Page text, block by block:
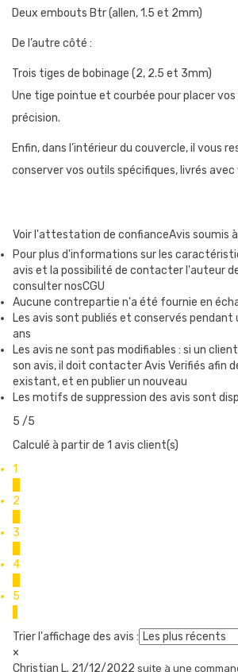
Deux embouts Btr (allen, 1.5 et 2mm)
De l’autre côté :
Trois tiges de bobinage (2, 2.5 et 3mm)
Une tige pointue et courbée pour placer
précision.
Enfin, dans l’intérieur du couvercle, il vous
conserver vos outils spécifiques, livrés
Voir l'attestation de confianceAvis soumis
Pour plus d'informations sur les
avis et la possibilité de contacter l'auteur
consulter nosCGU
Aucune contrepartie n'a été fournie en
Les avis sont publiés et conservés pendant
ans
Les avis ne sont pas modifiables : si un
son avis, il doit contacter Avis Verifiés afin
existant, et en publier un nouveau
Les motifs de suppression des avis sont
5 /5
Calculé à partir de 1 avis client(s)
1
2
3
4
5
Trier l'affichage des avis :
×
Christian L. 21/12/2022 suite à une